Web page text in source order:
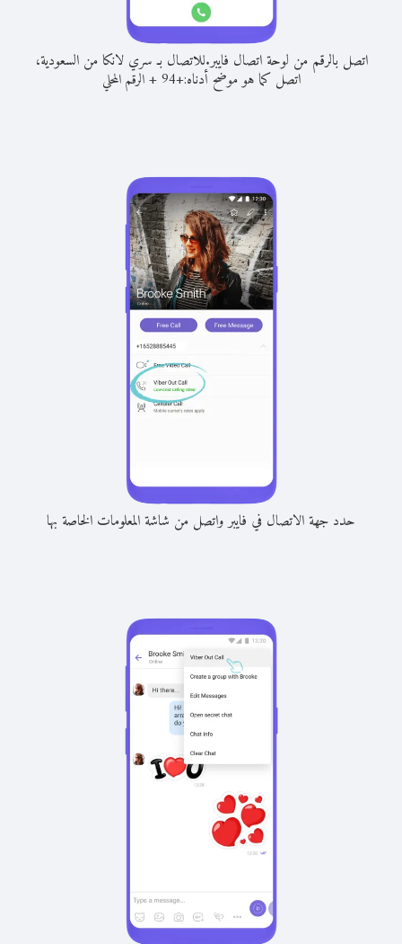
اتصل بالرقم من لوحة اتصال فايبر.للاتصال بـ سري لانكا من السعودية،
اتصل كما هو موضح أدناه:+
94
+الرقم المحلي
حدد جهة الاتصال في فايبر واتصل من شاشة المعلومات الخاصة بها